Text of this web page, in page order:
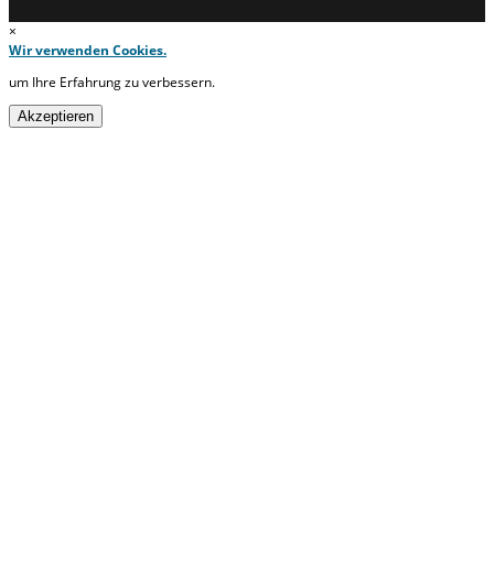
×
Wir verwenden Cookies.
um Ihre Erfahrung zu verbessern.
Akzeptieren